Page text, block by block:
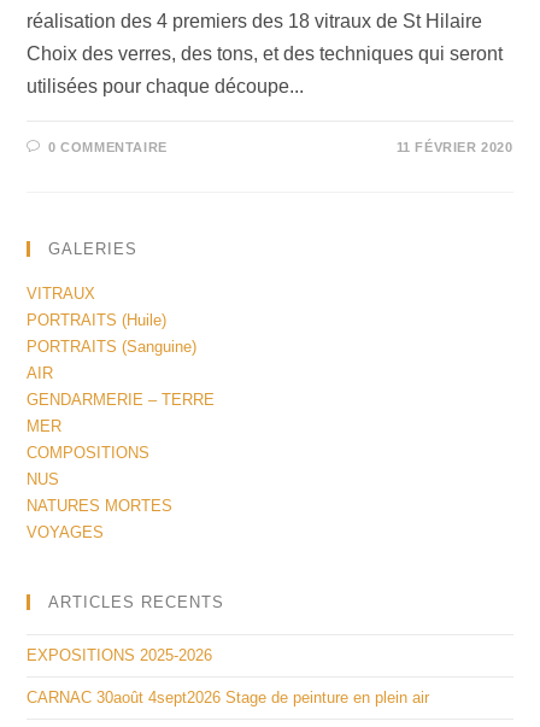
réalisation des 4 premiers des 18 vitraux de St Hilaire
Choix des verres, des tons, et des techniques qui seront
utilisées pour chaque découpe...
0 COMMENTAIRE 11 FÉVRIER 2020
GALERIES
VITRAUX
PORTRAITS (Huile)
PORTRAITS (Sanguine)
AIR
GENDARMERIE – TERRE
MER
COMPOSITIONS
NUS
NATURES MORTES
VOYAGES
ARTICLES RECENTS
EXPOSITIONS 2025-2026
CARNAC 30août 4sept2026 Stage de peinture en plein air